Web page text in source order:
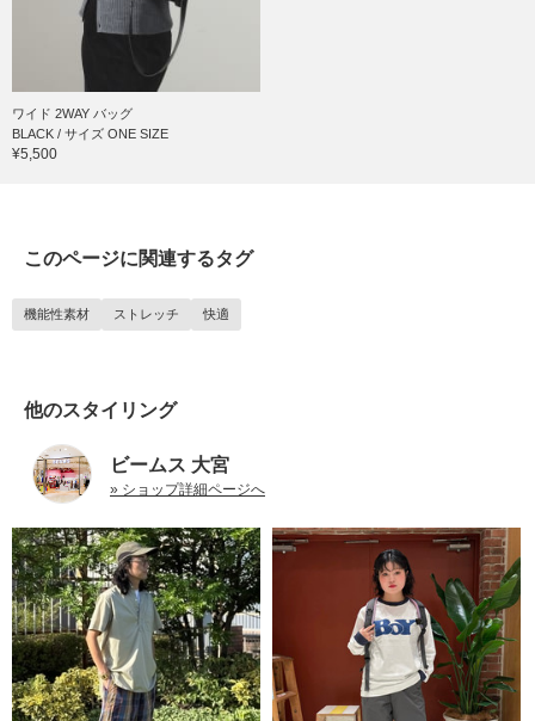
ワイド 2WAY バッグ
BLACK / サイズ ONE SIZE
¥5,500
このページに関連するタグ
機能性素材 ストレッチ 快適
他のスタイリング
ビームス 大宮
» ショップ詳細ページへ